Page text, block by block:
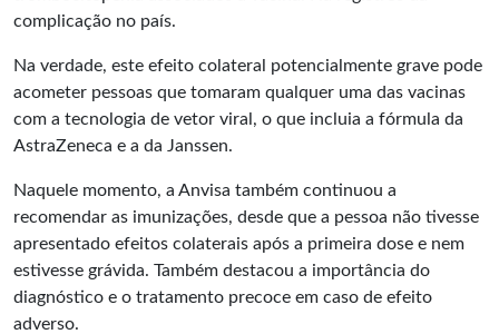
complicação no país.
Na verdade, este efeito colateral potencialmente grave pode
acometer pessoas que tomaram qualquer uma das vacinas
com a tecnologia de vetor viral, o que incluia a fórmula da
AstraZeneca e a da Janssen.
Naquele momento, a Anvisa também continuou a
recomendar as imunizações, desde que a pessoa não tivesse
apresentado efeitos colaterais após a primeira dose e nem
estivesse grávida. Também destacou a importância do
diagnóstico e o tratamento precoce em caso de efeito
adverso.